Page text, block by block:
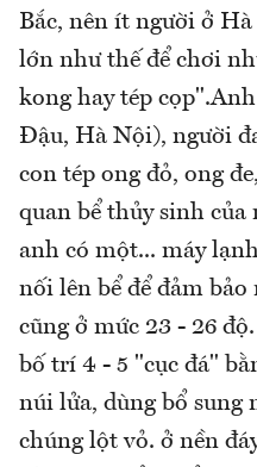
Bắc, nên ít người ở
lớn như thế để chơi
kong hay tép
Đậu, Hà Nội), người
con tép ong đỏ, ong
quan bể thủy sinh của
anh có một... máy
nối lên bể để đảm
cũng ở mức 23 - 26
bố trí 4 - 5 "cục đá"
núi lửa, dùng bổ sung
chúng lột vỏ. ở nền